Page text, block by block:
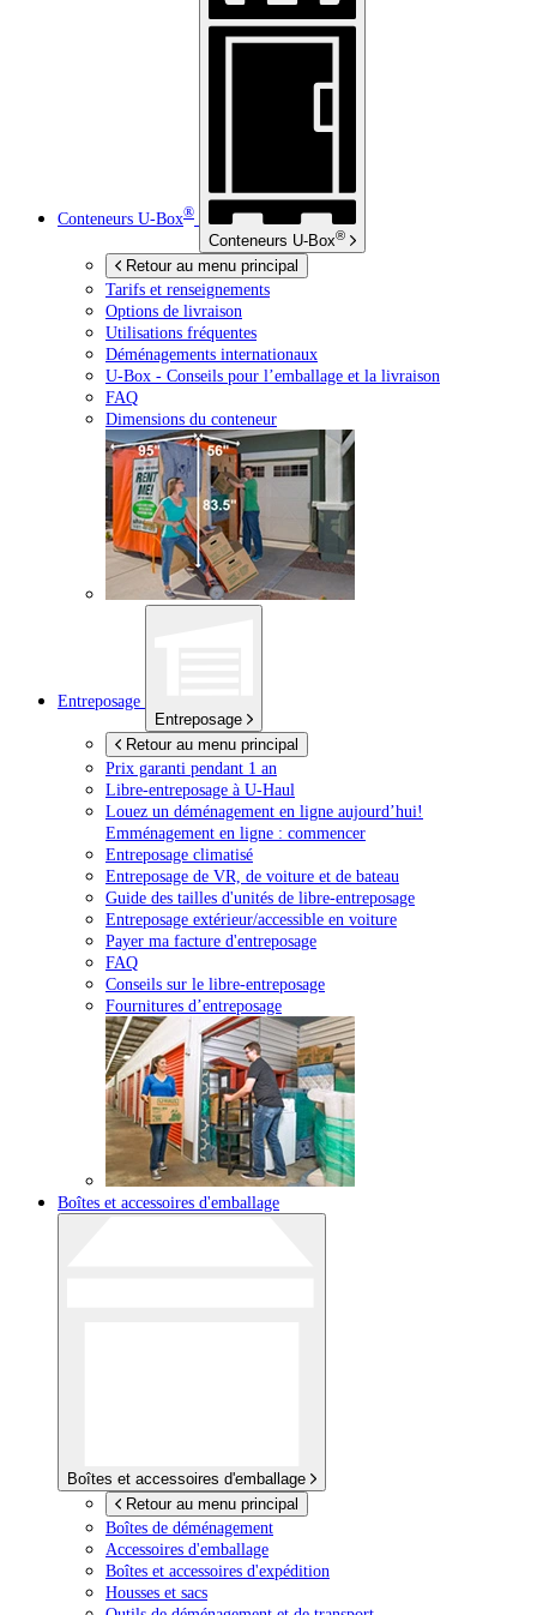
Conteneurs U-Box®
Conteneurs U-Box®
Retour au menu principal
Tarifs et renseignements
Options de livraison
Utilisations fréquentes
Déménagements internationaux
U-Box - Conseils pour l’emballage et la livraison
FAQ
Dimensions du conteneur
Entreposage
Entreposage
Retour au menu principal
Prix garanti pendant 1 an
Libre-entreposage à U-Haul
Louez un déménagement en ligne aujourd’hui!
Emménagement en ligne : commencer
Entreposage climatisé
Entreposage de VR, de voiture et de bateau
Guide des tailles d'unités de libre-entreposage
Entreposage extérieur/accessible en voiture
Payer ma facture d'entreposage
FAQ
Conseils sur le libre-entreposage
Fournitures d’entreposage
Boîtes et accessoires d'emballage
Boîtes et accessoires d'emballage
Retour au menu principal
Boîtes de déménagement
Accessoires d'emballage
Boîtes et accessoires d'expédition
Housses et sacs